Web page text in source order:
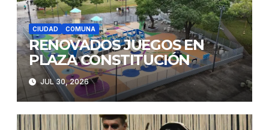
CIUDAD COMUNA
RENOVADOS JUEGOS EN
PLAZA CONSTITUCIÓN
JUL 30, 2026